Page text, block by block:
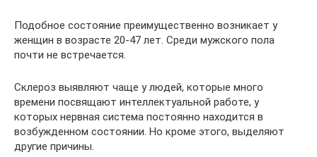
Подобное состояние преимущественно возникает у
женщин в возрасте 20-47 лет. Среди мужского пола
почти не встречается.
Склероз выявляют чаще у людей, которые много
времени посвящают интеллектуальной работе, у
которых нервная система постоянно находится в
возбужденном состоянии. Но кроме этого, выделяют
другие причины.